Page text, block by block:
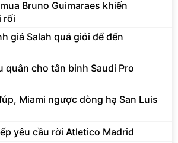
Bruno Guimaraes khiến
rối
giá Salah quá giỏi để đến
quân cho tân binh Saudi Pro
Miami ngược dòng hạ San Luis
yêu cầu rời Atletico Madrid